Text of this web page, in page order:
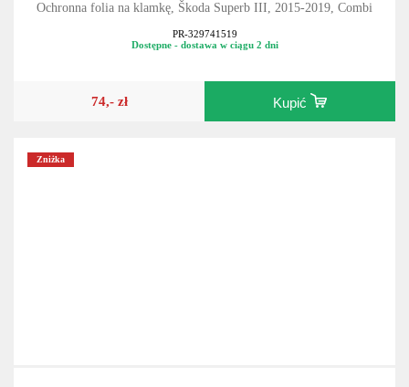
Ochronna folia na klamkę, Škoda Superb III, 2015-2019, Combi
PR-329741519
Dostępne - dostawa w ciągu 2 dni
74,- zł Kupić
Zniżka